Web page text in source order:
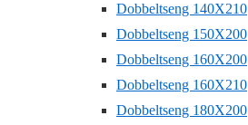
Dobbeltseng 140X210
Dobbeltseng 150X200
Dobbeltseng 160X200
Dobbeltseng 160X210
Dobbeltseng 180X200